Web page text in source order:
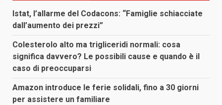
Istat, l’allarme del Codacons: “Famiglie schiacciate
dall’aumento dei prezzi”
Colesterolo alto ma trigliceridi normali: cosa
significa davvero? Le possibili cause e quando è il
caso di preoccuparsi
Amazon introduce le ferie solidali, fino a 30 giorni
per assistere un familiare